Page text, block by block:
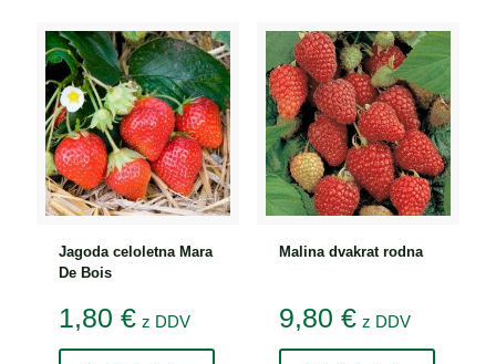
Jagoda celoletna Mara
De Bois
1,80 € z DDV
Malina dvakrat rodna
9,80 € z DDV